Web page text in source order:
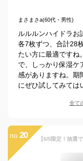
まさまさa(60代・男性)
ルルルンハイドラお
各7枚ずつ、合計28
たい方に最適ですね
で、しっかり保湿ケ
感がありますね。期
にぜひ試してみては
全て
no. 20